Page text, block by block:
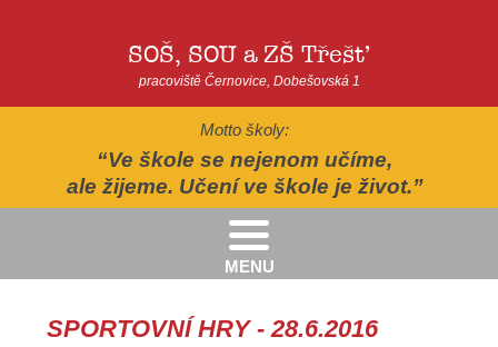
MENU
Motto školy:
Ve škole se nejenom učíme,
ale žijeme. Učení ve škole je život.
SOŠ, SOU a ZŠ Třešť
pracoviště Černovice, Dobešovská 1
SPORTOVNÍ HRY - 28.6.2016